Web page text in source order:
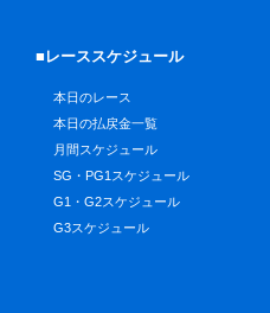
■レーススケジュール
本日のレース
本日の払戻金一覧
月間スケジュール
SG・PG1スケジュール
G1・G2スケジュール
G3スケジュール